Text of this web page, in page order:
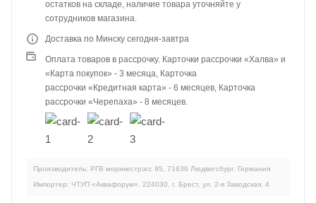
остатков на складе, наличие товара уточняйте у
сотрудников магазина.
Доставка по Минску сегодня-завтра
Оплата товаров в рассрочку. Карточки рассрочки «Халва» и
«Карта покупок» - 3 месяца, Карточка
рассрочки «Кредитная карта» - 6 месяцев, Карточка
рассрочки «Черепаха» - 8 месяцев.
Производитель: РГВ морикестрэсс 95, 71636 Людвигсбург, Германия
Импортер: ЧТУП «Аквафорум». 224030, г. Брест, ул. 2-я Заводская, 4